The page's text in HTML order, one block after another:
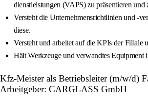
dienstleistungen (VAPS) zu präsentieren und
Versteht die Unternehmensrichtlinien und -
diese.
Versteht und arbeitet auf die KPIs der Filiale
Hält Werkzeuge und verwandtes Equipment
Kfz-Meister als Betriebsleiter (m/w/d)
Arbeitgeber: CARGLASS GmbH